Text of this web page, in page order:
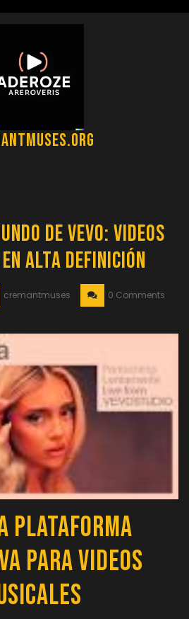
de Vevo: Videos
Alta Definición
cremantmuses 0 Comments
Plataforma
para Videos